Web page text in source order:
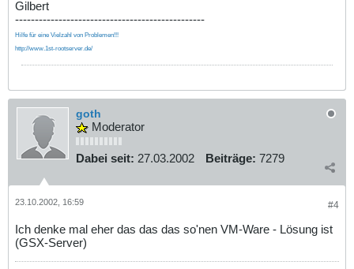
Gilbert
------------------------------------------------
Hilfe für eine Vielzahl von Problemen!!!
http://www.1st-rootserver.de/
goth
Moderator
Dabei seit: 27.03.2002 Beiträge: 7279
#4
23.10.2002, 16:59
Ich denke mal eher das das das so'nen VM-Ware - Lösung ist
(GSX-Server)